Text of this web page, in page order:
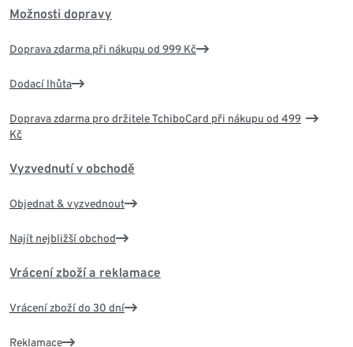
Možnosti dopravy
Doprava zdarma při nákupu od 999 Kč
Dodací lhůta
Doprava zdarma pro držitele TchiboCard při nákupu od 499
Kč
Vyzvednutí v obchodě
Objednat & vyzvednout
Najít nejbližší obchod
Vrácení zboží a reklamace
Vrácení zboží do 30 dní
Reklamace